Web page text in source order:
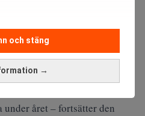
→
och stäng
under året – fortsätter den